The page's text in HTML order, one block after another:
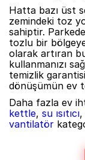
Hatta bazı üst
zemindeki toz
sahiptir.
tozlu bir
olarak artıran
kullanmanızı
temizlik
dönüşümün ev
Daha fazla ev
kettle, su ısıtıcı,
vantilatör